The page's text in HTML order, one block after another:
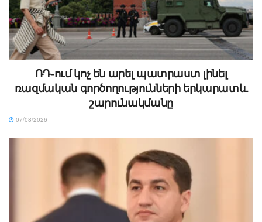
ՌԴ-ում կոչ են արել պատրաստ լինել
ռազմական գործողությունների երկարատև
շարունակմանը
07/08/2026